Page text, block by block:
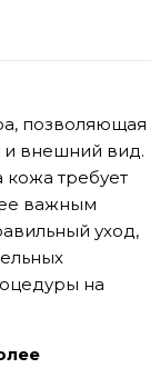
позволяющая
и внешний вид.
кожа требует
важным
уход,
на